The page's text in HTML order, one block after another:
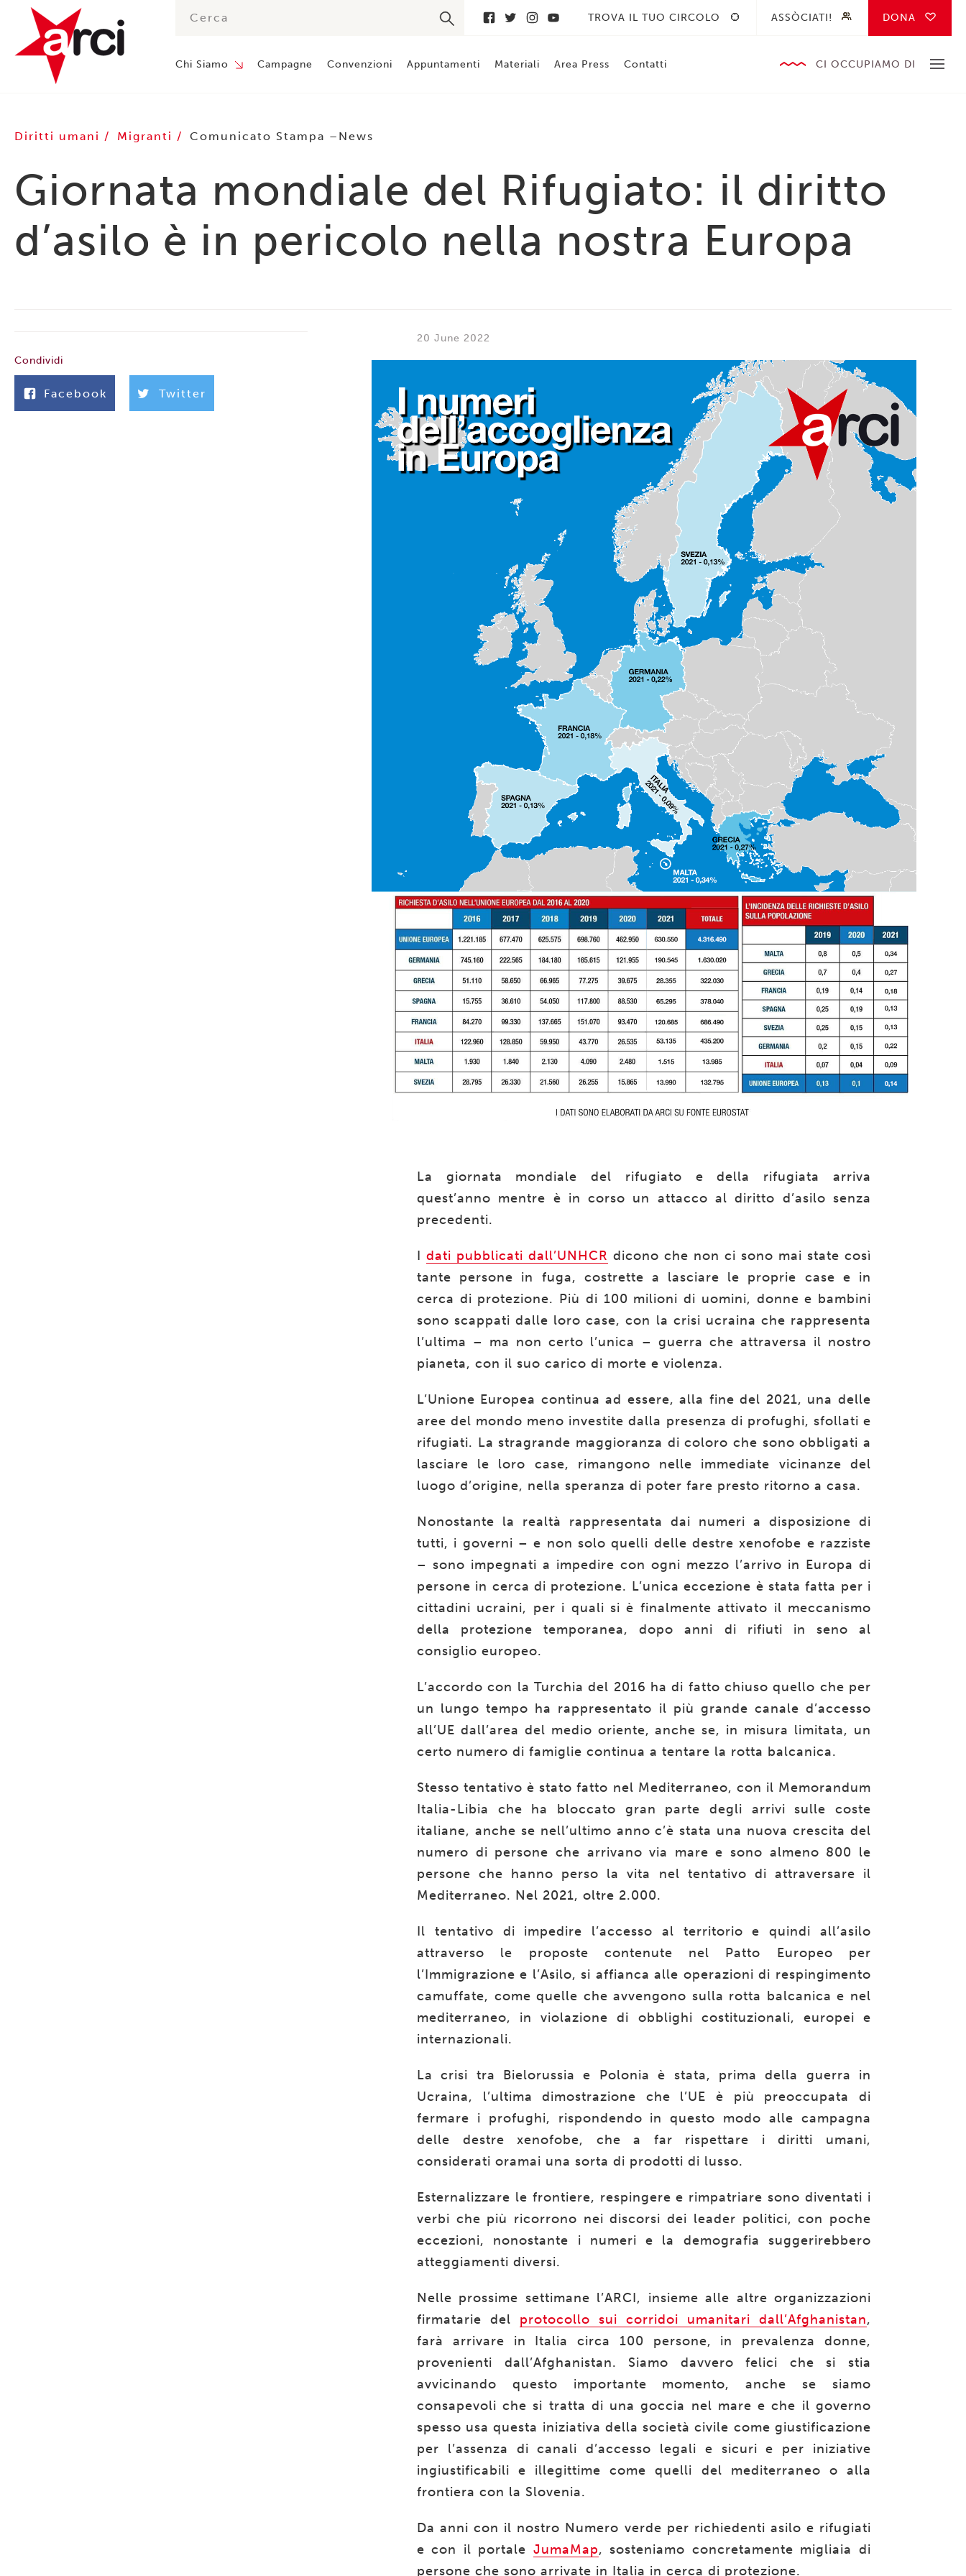
TROVA IL TUO CIRCOLO ASSÒCIATI! DONA
Chi Siamo Campagne Convenzioni Appuntamenti Materiali Area Press Contatti CI OCCUPIAMO DI
Diritti umani Migranti Comunicato Stampa News
Giornata mondiale del Rifugiato: il diritto
d’asilo è in pericolo nella nostra Europa
Condividi
Facebook Twitter
20 June 2022
La giornata mondiale del rifugiato e della rifugiata arriva
quest’anno mentre è in corso un attacco al diritto d’asilo senza
precedenti.
I dati pubblicati dall’UNHCR dicono che non ci sono mai state così
tante persone in fuga, costrette a lasciare le proprie case e in
cerca di protezione. Più di 100 milionidi uomini, donne e bambini
sono scappati dalle loro case, con la crisi ucraina che rappresenta
l’ultima – ma non certo l’unica – guerra che attraversa il nostro
pianeta, con il suo carico di morte e violenza.
L’Unione Europea continua ad essere, alla fine del 2021, una delle
aree del mondo meno investite dalla presenza di profughi, sfollati e
rifugiati. La stragrande maggioranza di coloro che sono obbligati a
lasciare le loro case, rimangono nelle immediate vicinanze del
luogo d’origine, nella speranza di poter fare presto ritorno a casa.
Nonostante la realtà rappresentata dai numeri a disposizione di
tutti, i governi – e non solo quelli delle destre xenofobe e razziste
– sono impegnati a impedire con ogni mezzo l’arrivo in Europa di
persone in cerca di protezione. L’unica eccezione è stata fatta per i
cittadini ucraini, per i quali si è finalmente attivato il meccanismo
della protezione temporanea, dopo anni di rifiuti in seno al
consiglio europeo.
L’accordo con la Turchia del 2016 ha di fatto chiuso quello che per
un lungo tempo ha rappresentato il più grande canale d’accesso
all’UE dall’area del medio oriente, anche se, in misura limitata, un
certo numero di famiglie continua a tentare la rotta balcanica.
Stesso tentativo è stato fatto nel Mediterraneo, con il Memorandum
Italia-Libia che ha bloccato gran parte degli arrivi sulle coste
italiane, anche se nell’ultimo anno c’è stata una nuova crescita del
numero di persone che arrivano via mare e sono almeno 800 le
persone che hanno perso la vita nel tentativo di attraversare il
Mediterraneo. Nel 2021, oltre 2.000.
Il tentativo di impedire l’accesso al territorio e quindi all’asilo
attraverso le proposte contenute nel Patto Europeo per
l’Immigrazione e l’Asilo, si affianca alle operazioni di respingimento
camuffate, come quelle che avvengono sulla rotta balcanica e nel
mediterraneo, in violazione di obblighi costituzionali, europei e
internazionali.
La crisi tra Bielorussia e Polonia è stata, prima della guerra in
Ucraina, l’ultima dimostrazione che l’UE è più preoccupata di
fermare i profughi, rispondendo in questo modo alle campagna
delle destre xenofobe, che a far rispettare i diritti umani,
considerati oramai una sorta di prodotti di lusso.
Esternalizzare le frontiere, respingere e rimpatriare sono diventati i
verbi che più ricorrono nei discorsi dei leader politici, con poche
eccezioni, nonostante i numeri e la demografia suggerirebbero
atteggiamenti diversi.
Nelle prossime settimane l’ARCI, insieme alle altre organizzazioni
firmatarie del protocollo sui corridoi umanitari dall’Afghanistan,
farà arrivare in Italia circa 100 persone, in prevalenza donne,
provenienti dall’Afghanistan. Siamo davvero felici che si stia
avvicinando questo importante momento, anche se siamo
consapevoli che si tratta di una goccia nel mare e che il governo
spesso usa questa iniziativa della società civile come giustificazione
per l’assenza di canali d’accesso legali e sicuri e per iniziative
ingiustificabili e illegittime come quelli del mediterraneo o alla
frontiera con la Slovenia.
Da anni con il nostro Numero verde per richiedenti asilo e rifugiati
e con il portale JumaMap, sosteniamo concretamente migliaia di
persone che sono arrivate in Italia in cerca di protezione.